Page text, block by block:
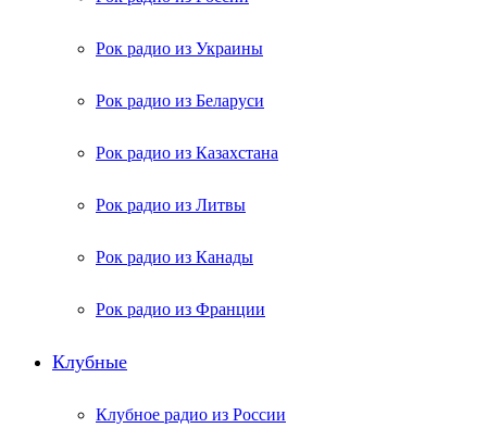
Рок радио из Украины
Рок радио из Беларуси
Рок радио из Казахстана
Рок радио из Литвы
Рок радио из Канады
Рок радио из Франции
Клубные
Клубное радио из России